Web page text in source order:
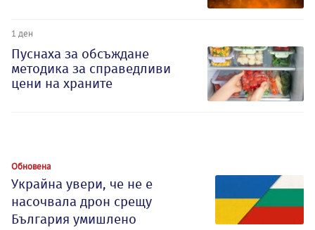
1 ден
Пуснаха за обсъждане
методика за справедливи
цени на храните
Обновена
Украйна увери, че не е
насочвала дрон срещу
България умишлено